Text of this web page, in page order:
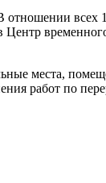
отношении всех
места,
работ по